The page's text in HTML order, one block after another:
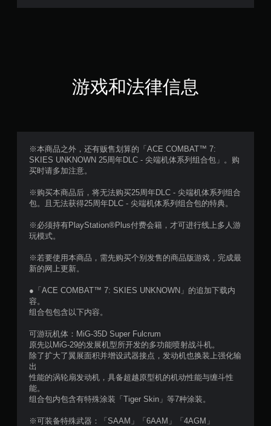
9
颗
星
3
个
）
游戏和法律信息
※本商品之外，还有贩售划算的「ACE COMBAT™ 7:
SKIES UNKNOWN 25周年DLC - 尖端机体系列组合包」。购
买时请多加注意。
※购买本商品后，将无法购买25周年DLC - 尖端机体系列组合
包。且无法获得25周年DLC - 尖端机体系列组合包的特典。
※必须持有PlayStation®Plus付费会籍，才可进行线上多人游
玩模式。
※若要使用本商品，需先购买个别发售的商品版游戏，完成最
新的网上更新。
●「ACE COMBAT™ 7: SKIES UNKNOWN」的追加下载内
容。
组合包包含以下内容。
可游玩机体：MiG-35D Super Fulcrum
原先以MiG-29的发展机型所开发的多功能喷射战斗机。
除了扩大了翼展面积并增设武器接点，发动机也换装上强化输
出
性能的涡轮扇发动机，具备超越原型机的机动性能与缠斗性
能。
组合包内包含有特殊涂装「Tiger Skin」等7种涂装。
※可装备特殊武器：「SAAM」「6AAM」「4AGM」